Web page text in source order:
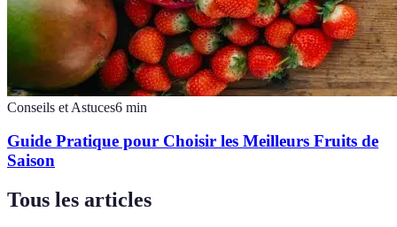
Conseils et Astuces6 min
Guide Pratique pour Choisir les Meilleurs Fruits de
Saison
Tous les articles